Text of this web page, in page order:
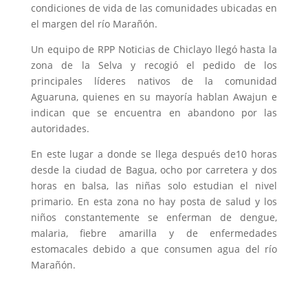
condiciones de vida de las comunidades ubicadas en
el margen del río Marañón.
Un equipo de RPP Noticias de Chiclayo llegó hasta la
zona de la Selva y recogió el pedido de los
principales líderes nativos de la comunidad
Aguaruna, quienes en su mayoría hablan Awajun e
indican que se encuentra en abandono por las
autoridades.
En este lugar a donde se llega después de10 horas
desde la ciudad de Bagua, ocho por carretera y dos
horas en balsa, las niñas solo estudian el nivel
primario. En esta zona no hay posta de salud y los
niños constantemente se enferman de dengue,
malaria, fiebre amarilla y de enfermedades
estomacales debido a que consumen agua del río
Marañón.